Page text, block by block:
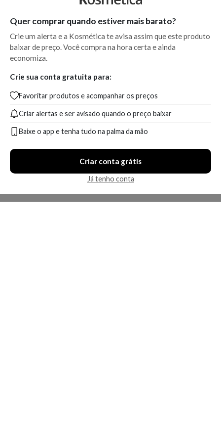
Quer comprar quando estiver mais barato?
Crie um alerta e a Kosmética te avisa assim que este produto
baixar de preço. Você compra na hora certa e ainda
economiza.
Crie sua conta gratuita para:
Favoritar produtos e acompanhar os preços
Criar alertas e ser avisado quando o preço baixar
Baixe o app e tenha tudo na palma da mão
Criar conta grátis
Já tenho conta